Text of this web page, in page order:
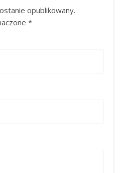
opublikowany.
*